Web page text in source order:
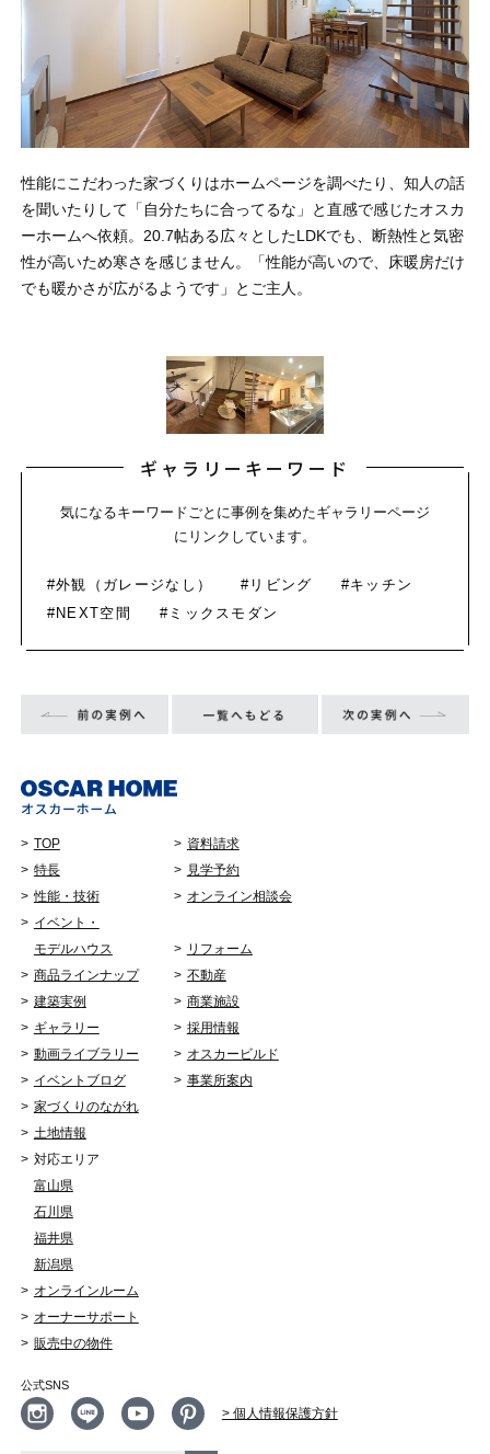
性能にこだわった家づくりはホームページを調べたり、知人の話
を聞いたりして「自分たちに合ってるな」と直感で感じたオスカ
ーホームへ依頼。20.7帖ある広々としたLDKでも、断熱性と気密
性が高いため寒さを感じません。「性能が高いので、床暖房だけ
でも暖かさが広がるようです」とご主人。
ギャラリーキーワード
気になるキーワードごとに事例を集めたギャラリーページ
にリンクしています。
#外観（ガレージなし） #リビング
#キッチン
#NEXT空間
#ミックスモダン
TOP
特長
性能・技術
イベント・
モデルハウス
商品ラインナップ
建築実例
ギャラリー
動画ライブラリー
イベントブログ
家づくりのながれ
土地情報
対応エリア
富山県
石川県
福井県
新潟県
オンラインルーム
オーナーサポート
販売中の物件
資料請求
見学予約
オンライン相談会
リフォーム
不動産
商業施設
採用情報
オスカービルド
事業所案内
公式SNS
> 個人情報保護方針